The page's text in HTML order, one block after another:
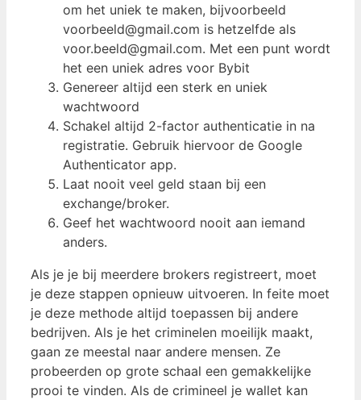
om het uniek te maken, bijvoorbeeld
voorbeeld@gmail.com is hetzelfde als
voor.beeld@gmail.com. Met een punt wordt
het een uniek adres voor Bybit
Genereer altijd een sterk en uniek
wachtwoord
Schakel altijd 2-factor authenticatie in na
registratie. Gebruik hiervoor de Google
Authenticator app.
Laat nooit veel geld staan bij een
exchange/broker.
Geef het wachtwoord nooit aan iemand
anders.
Als je je bij meerdere brokers registreert, moet
je deze stappen opnieuw uitvoeren. In feite moet
je deze methode altijd toepassen bij andere
bedrijven. Als je het criminelen moeilijk maakt,
gaan ze meestal naar andere mensen. Ze
probeerden op grote schaal een gemakkelijke
prooi te vinden. Als de crimineel je wallet kan